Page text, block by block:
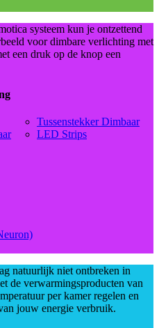
systeem kun je ontzettend
voor dimbare verlichting met
een druk op de knop een
Tussenstekker Dimbaar
LED Strips
natuurlijk niet ontbreken in
de verwarmingsproducten van
per kamer regelen en
jouw energie verbruik.